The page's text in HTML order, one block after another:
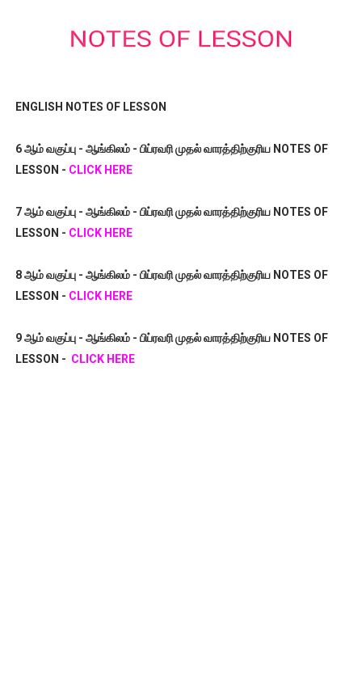
ENGLISH NOTES OF LESSON
6 ஆம் வகுப்பு - ஆங்கிலம் - பிப்ரவரி முதல் வாரத்திற்குரிய NOTES OF
LESSON - CLICK HERE
7 ஆம் வகுப்பு - ஆங்கிலம் - பிப்ரவரி முதல் வாரத்திற்குரிய NOTES OF
LESSON - CLICK HERE
8 ஆம் வகுப்பு - ஆங்கிலம் - பிப்ரவரி முதல் வாரத்திற்குரிய NOTES OF
LESSON - CLICK HERE
9 ஆம் வகுப்பு - ஆங்கிலம் - பிப்ரவரி முதல் வாரத்திற்குரிய NOTES OF
LESSON - CLICK HERE